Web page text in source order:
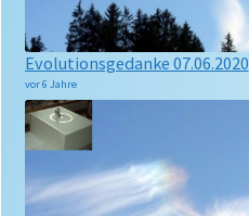
Evolutionsgedanke 07.06.2020
vor 6 Jahre